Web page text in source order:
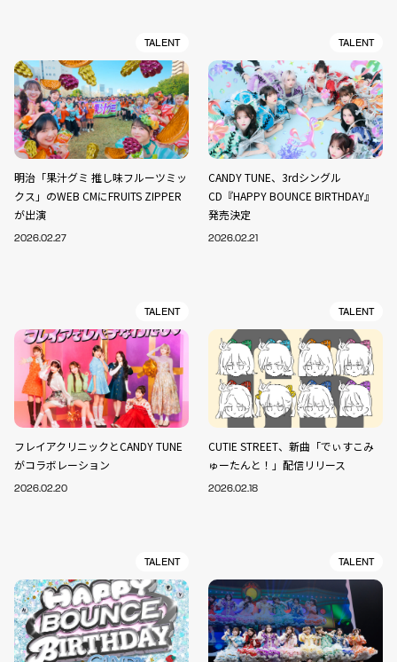
TALENT
明治「果汁グミ 推し味フルーツミッ
クス」のWEB CMにFRUITS ZIPPER
が出演
2026.02.27
TALENT
CANDY TUNE、3rdシングル
CD『HAPPY BOUNCE BIRTHDAY』
発売決定
2026.02.21
TALENT
フレイアクリニックとCANDY TUNE
がコラボレーション
2026.02.20
TALENT
CUTIE STREET、新曲「でぃすこみ
ゅーたんと！」配信リリース
2026.02.18
TALENT TALENT